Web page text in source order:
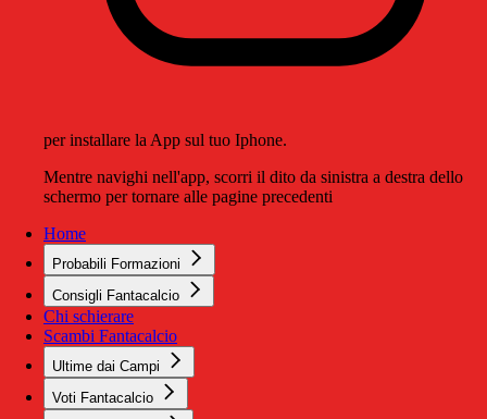
per installare la App sul tuo Iphone.
Mentre navighi nell'app, scorri il dito da sinistra a destra dello
schermo per tornare alle pagine precedenti
Home
Probabili Formazioni
Consigli Fantacalcio
Chi schierare
Scambi Fantacalcio
Ultime dai Campi
Voti Fantacalcio